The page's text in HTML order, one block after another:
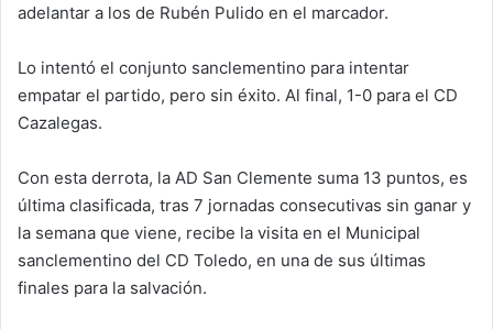
adelantar a los de Rubén Pulido en el marcador.
Lo intentó el conjunto sanclementino para intentar
empatar el partido, pero sin éxito. Al final, 1-0 para el CD
Cazalegas.
Con esta derrota, la AD San Clemente suma 13 puntos, es
última clasificada, tras 7 jornadas consecutivas sin ganar y
la semana que viene, recibe la visita en el Municipal
sanclementino del CD Toledo, en una de sus últimas
finales para la salvación.